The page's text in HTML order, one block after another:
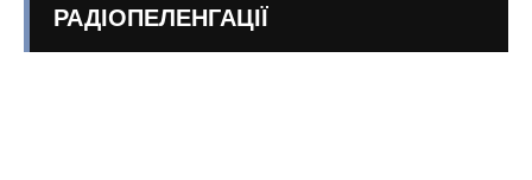
РАДІОПЕЛЕНГАЦІЇ